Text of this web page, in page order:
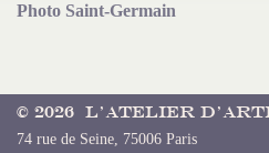
Photo Saint-Germain
© 2026 L’Atelier
74 rue de Seine, 75006 Paris